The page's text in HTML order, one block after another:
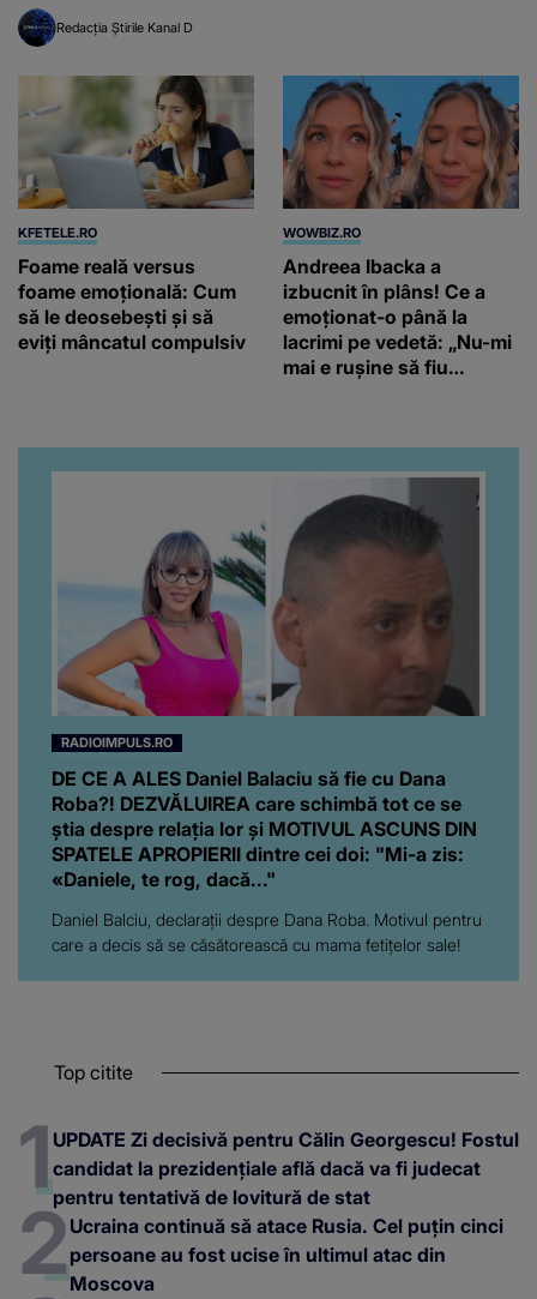
Redacția Știrile Kanal D
KFETELE.RO
Foame reală versus
foame emoțională: Cum
să le deosebești și să
eviți mâncatul compulsiv
WOWBIZ.RO
Andreea Ibacka a
izbucnit în plâns! Ce a
emoționat-o până la
lacrimi pe vedetă: „Nu-mi
mai e rușine să fiu
RADIOIMPULS.RO
DE CE A ALES Daniel Balaciu să fie cu Dana
Roba?! DEZVĂLUIREA care schimbă tot ce se
știa despre relația lor și MOTIVUL ASCUNS DIN
SPATELE APROPIERII dintre cei doi: "Mi-a zis:
«Daniele, te rog, dacă..."
Daniel Balciu, declarații despre Dana Roba. Motivul pentru
care a decis să se căsătorească cu mama fetițelor sale!
Top citite
UPDATE Zi decisivă pentru Călin Georgescu! Fostul
candidat la prezidențiale află dacă va fi judecat
pentru tentativă de lovitură de stat
Ucraina continuă să atace Rusia. Cel puțin cinci
persoane au fost ucise în ultimul atac din
Moscova